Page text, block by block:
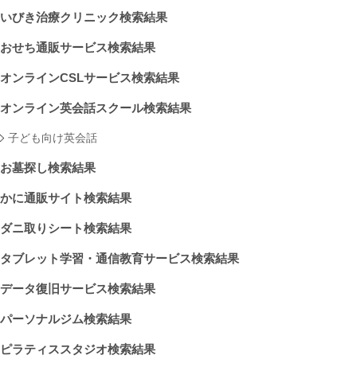
いびき治療クリニック検索結果
おせち通販サービス検索結果
オンラインCSLサービス検索結果
オンライン英会話スクール検索結果
子ども向け英会話
お墓探し検索結果
かに通販サイト検索結果
ダニ取りシート検索結果
タブレット学習・通信教育サービス検索結果
データ復旧サービス検索結果
パーソナルジム検索結果
ピラティススタジオ検索結果